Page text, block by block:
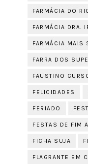
FARMÁCIA DO
FARMÁCIA DRA.
FARMÁCIA MAIS
FARRA DOS
FAUSTINO
FELICIDADES
FERIADO
FESTAS DE FIM
FICHA SUJA
FLAGRANTE EM